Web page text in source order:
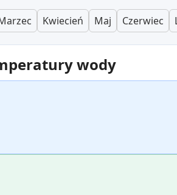
Kwiecień Maj Czerwiec
wody